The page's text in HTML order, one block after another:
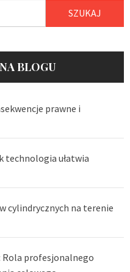
BLOGU
prawne i
technologia ułatwia
cylindrycznych na terenie
Rola profesjonalnego